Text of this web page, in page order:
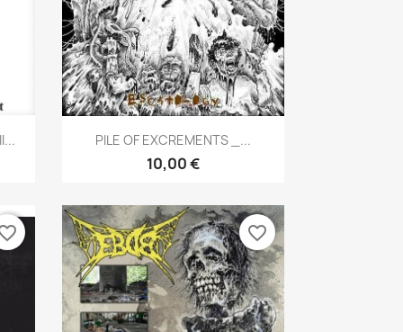
Aperçu rapide
PILE OF EXCREMENTS _...
10,00 €
favorite_border